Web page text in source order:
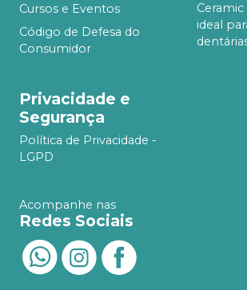
Cursos e Eventos
Código de Defesa do
Consumidor
ideal
Privacidade e
Segurança
Política de Privacidade -
LGPD
Acompanhe nas
Redes Sociais